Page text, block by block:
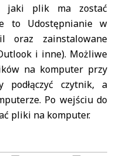
jaki plik ma zostać
to Udostępnianie w
oraz zainstalowane
i inne). Możliwe
na komputer przy
podłączyć czytnik, a
Po wejściu do
pliki na komputer.